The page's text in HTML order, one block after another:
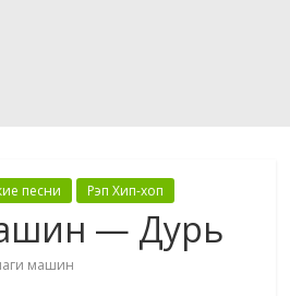
песни Рэп Хип-хоп
— Дурь
машин